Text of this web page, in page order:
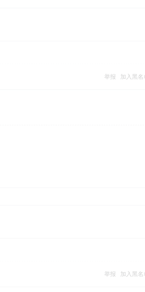
举报 加入黑名
举报 加入黑名